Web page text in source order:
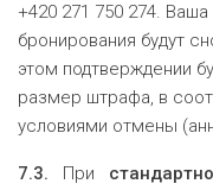
+420 271 750 274.
бронирования будут
этом подтверждении
размер штрафа, в
условиями отмены
7.3. При